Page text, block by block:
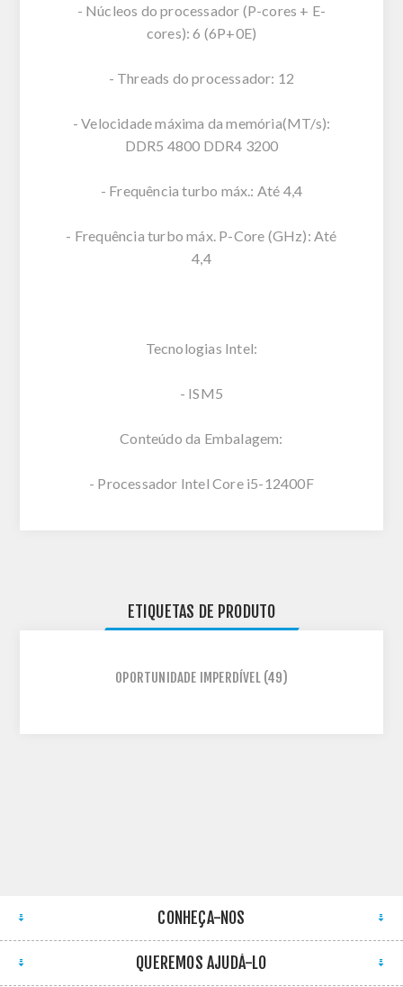
- Núcleos do processador (P-cores + E-
cores): 6 (6P+0E)
- Threads do processador: 12
- Velocidade máxima da memória(MT/s):
DDR5 4800 DDR4 3200
- Frequência turbo máx.: Até 4,4
- Frequência turbo máx. P-Core (GHz): Até
4,4
Tecnologias Intel:
- ISM5
Conteúdo da Embalagem:
- Processador Intel Core i5-12400F
ETIQUETAS DE PRODUTO
OPORTUNIDADE IMPERDÍVEL (49)
CONHEÇA-NOS
QUEREMOS AJUDÁ-LO